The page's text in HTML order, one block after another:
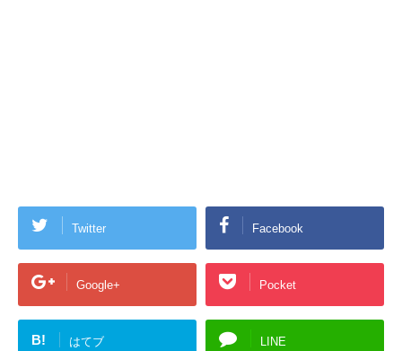
Twitter Facebook
Google+ Pocket
B! はてブ LINE